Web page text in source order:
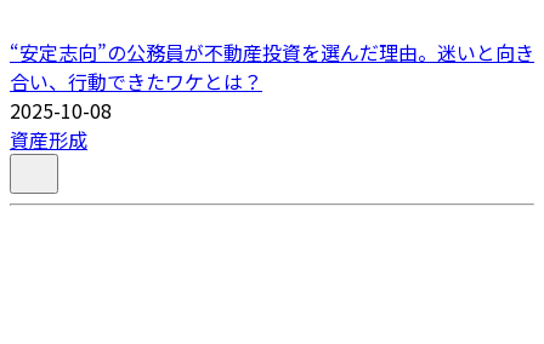
“安定志向”の公務員が不動産投資を選んだ理由。迷いと向き
合い、行動できたワケとは？
2025-10-08
資産形成